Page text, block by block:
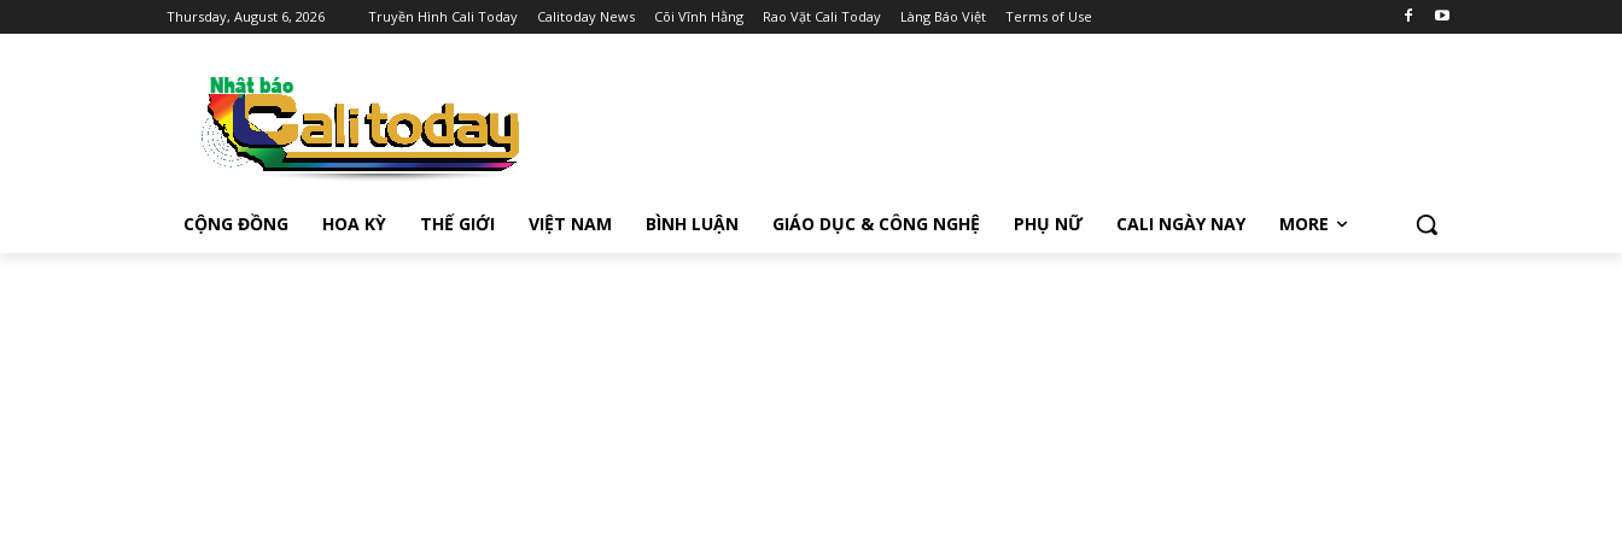
Thursday, August 6, 2026 Truyền Hình Cali Today Calitoday News Cõi Vĩnh Hằng Rao Vặt Cali Today Làng Báo Việt Terms of Use
CỘNG ĐỒNG HOA KỲ THẾ GIỚI VIỆT NAM BÌNH LUẬN GIÁO DỤC & CÔNG NGHỆ PHỤ NỮ CALI NGÀY NAY MORE